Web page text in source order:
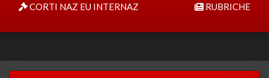
CORTI NAZ EU INTERNAZ RUBRICHE